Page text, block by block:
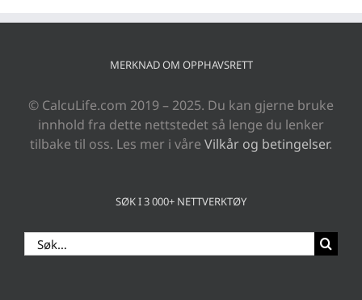
MERKNAD OM OPPHAVSRETT
© CalcuLife.com 2019 – 2025. Du kan gjerne bruke
innhold fra dette nettstedet så lenge du lenker
tilbake til oss. Les mer i våre Vilkår og betingelser.
SØK I 3 000+ NETTVERKTØY
Search
for: